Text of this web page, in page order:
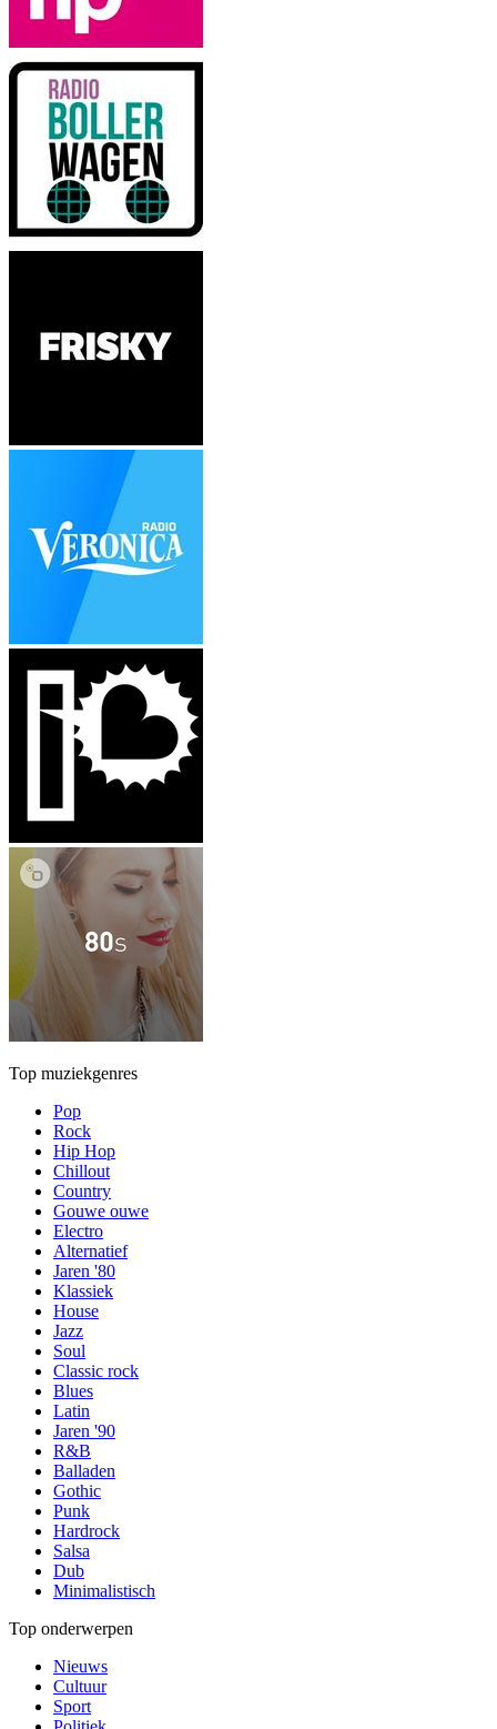
Top muziekgenres
Pop
Rock
Hip Hop
Chillout
Country
Gouwe ouwe
Electro
Alternatief
Jaren '80
Klassiek
House
Jazz
Soul
Classic rock
Blues
Latin
Jaren '90
R&B
Balladen
Gothic
Punk
Hardrock
Salsa
Dub
Minimalistisch
Top onderwerpen
Nieuws
Cultuur
Sport